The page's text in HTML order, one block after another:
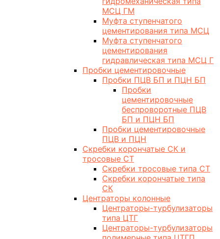
МСЦ ГМ
Муфта ступенчатого
цементирования типа МСЦ
Муфта ступенчатого
цементирования
гидравлическая типа МСЦ Г
Пробки цементировочные
Пробки ПЦВ БП и ПЦН БП
Пробки
цементировочные
беспроворотные ПЦВ
БП и ПЦН БП
Пробки цементировочные
ПЦВ и ПЦН
Скребки корончатые СК и
тросовые СТ
Скребки тросовые типа СТ
Скребки корончатые типа
СК
Центраторы колонные
Центраторы-турбулизаторы
типа ЦТГ
Центраторы-турбулизаторы